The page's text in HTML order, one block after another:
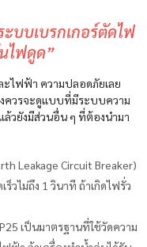
บบเบรกเกอร์ตัดไฟ
ไฟดูด”
ไฟฟ้า ความปลอดภัยเลย
ควรจะดูแบบที่มีระบบความ
วยังมีส่วนอื่น ๆ ที่ต้องนำมา
Leakage Circuit Breaker)
วไม่ถึง 1 วินาที ถ้าเกิดไฟรั่ว
เป็นมาตรฐานที่ใช้วัดความ